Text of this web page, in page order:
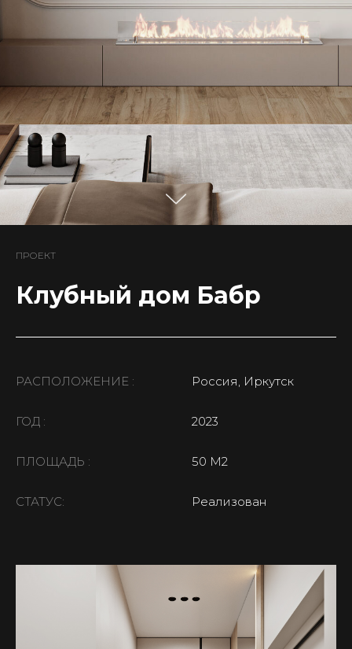
ПРОЕКТ
Клубный дом Бабр
РАСПОЛОЖЕНИЕ : Россия, Иркутск
ГОД : 2023
ПЛОЩАДЬ : 50 М2
СТАТУС: Реализован